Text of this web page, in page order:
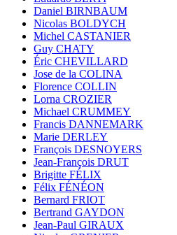
Daniel BIRNBAUM
Nicolas BOLDYCH
Michel CASTANIER
Guy CHATY
Éric CHEVILLARD
Jose de la COLINA
Florence COLLIN
Lorna CROZIER
Michael CRUMMEY
Francis DANNEMARK
Marie DERLEY
François DESNOYERS
Jean-François DRUT
Brigitte FÉLIX
Félix FÉNÉON
Bernard FRIOT
Bertrand GAYDON
Jean-Paul GIRAUX